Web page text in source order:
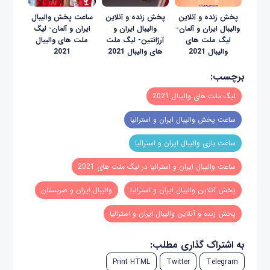
پخش زنده و آنلاین
والیبال ایران و آلمان-
لیگ ملت های
والیبال 2021
پخش زنده و آنلاین
والیبال ایران و
آرژانتین- لیگ ملت
های والیبال 2021
ساعت پخش والیبال
ایران و آلمان- لیگ
ملت های والیبال
2021
برچسب:
لیگ ملت های والیبال 2021
ساعت پخش والیبال ایران و استرالیا
ساعت بازی والیبال ایران و استرالیا
ساعت والیبال ایران و استرالیا در لیگ ملت های 2021
پخش آنلاین والیبال ایران و استرالیا والیبال ایران و صربستان
پخش زنده و آنلاین والیبال ایران و استرالیا
به اشتراک گذاری مطلب:
Telegram
Twitter
Print HTML